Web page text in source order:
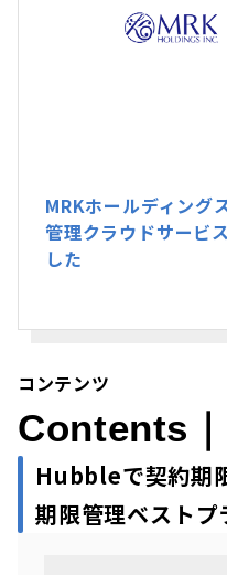
MRKホールディング
管理クラウドサービ
した
コンテンツ
Contents｜
Hubbleで契約期
期限管理ベストプ